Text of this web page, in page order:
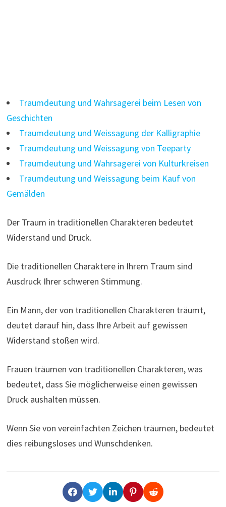
Traumdeutung und Wahrsagerei beim Lesen von
Geschichten
Traumdeutung und Weissagung der Kalligraphie
Traumdeutung und Weissagung von Teeparty
Traumdeutung und Wahrsagerei von Kulturkreisen
Traumdeutung und Weissagung beim Kauf von
Gemälden
Der Traum in traditionellen Charakteren bedeutet
Widerstand und Druck.
Die traditionellen Charaktere in Ihrem Traum sind
Ausdruck Ihrer schweren Stimmung.
Ein Mann, der von traditionellen Charakteren träumt,
deutet darauf hin, dass Ihre Arbeit auf gewissen
Widerstand stoßen wird.
Frauen träumen von traditionellen Charakteren, was
bedeutet, dass Sie möglicherweise einen gewissen
Druck aushalten müssen.
Wenn Sie von vereinfachten Zeichen träumen, bedeutet
dies reibungsloses und Wunschdenken.